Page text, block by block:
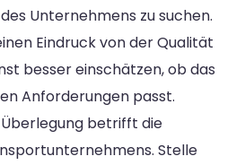
Unternehmens zu suchen.
Eindruck von der Qualität
besser einschätzen, ob das
Anforderungen passt.
betrifft die
Stelle